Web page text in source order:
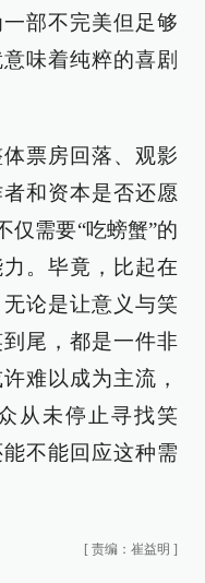
部不完美但足够
味着纯粹的喜剧
票房回落、观影
和资本是否还愿
仅需要“吃螃蟹”的
。毕竟，比起在
论是让意义与笑
尾，都是一件非
难以成为主流，
从未停止寻找笑
不能回应这种需
[ 责编：崔益明 ]